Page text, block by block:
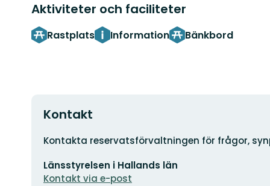
Aktiviteter och faciliteter
Rastplats Information Bänkbord
Kontakt
Adress
Kontakta reservatsförvaltningen för frågor,
postadress
Länsstyrelsen i Hallands län
Kontakt via e-post